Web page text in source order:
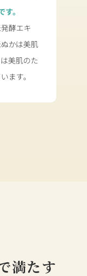
。
酵エキ
ぬかは美肌
美肌のた
ます。
満たす